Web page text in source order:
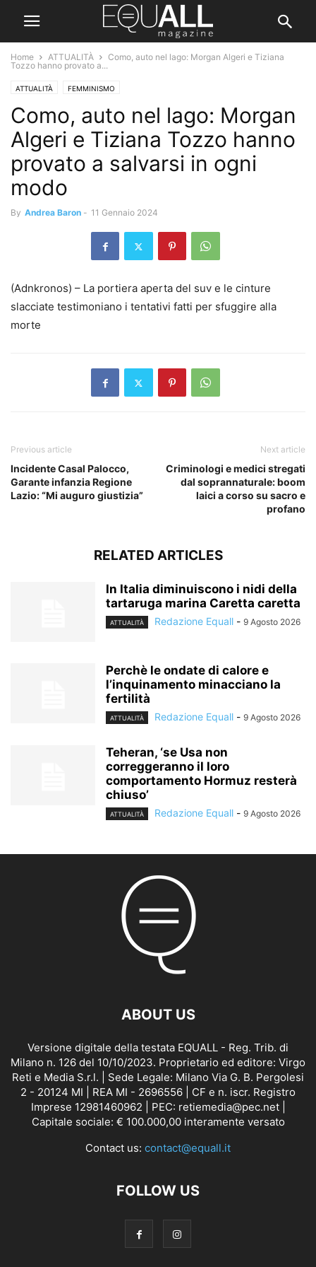
Home ATTUALITÀ
Como, auto nel lago: Morgan Algeri e Tiziana
Tozzo hanno provato a...
ATTUALITÀ FEMMINISMO
Como, auto nel lago: Morgan
Algeri e Tiziana Tozzo hanno
provato a salvarsi in ogni
modo
By Andrea Baron - 11 Gennaio 2024
(Adnkronos) – La portiera aperta del suv e le cinture
slacciate testimoniano i tentativi fatti per sfuggire alla
morte
Previous article
Incidente Casal Palocco,
Garante infanzia Regione
Lazio: “Mi auguro giustizia”
Next article
Criminologi e medici stregati
dal soprannaturale: boom
laici a corso su sacro e
profano
RELATED ARTICLES
In Italia diminuiscono i nidi della
tartaruga marina Caretta caretta
ATTUALITÀ Redazione Equall - 9 Agosto 2026
Perchè le ondate di calore e
l’inquinamento minacciano la
fertilità
ATTUALITÀ Redazione Equall - 9 Agosto 2026
Teheran, ‘se Usa non
correggeranno il loro
comportamento Hormuz resterà
chiuso’
ATTUALITÀ Redazione Equall - 9 Agosto 2026
ABOUT US
Versione digitale della testata EQUALL - Reg. Trib. di
Milano n. 126 del 10/10/2023. Proprietario ed editore: Virgo
Reti e Media S.r.l. | Sede Legale: Milano Via G. B. Pergolesi
2 - 20124 MI | REA MI - 2696556 | CF e n. iscr. Registro
Imprese 12981460962 | PEC: retiemedia@pec.net |
Capitale sociale: € 100.000,00 interamente versato
Contact us: contact@equall.it
FOLLOW US